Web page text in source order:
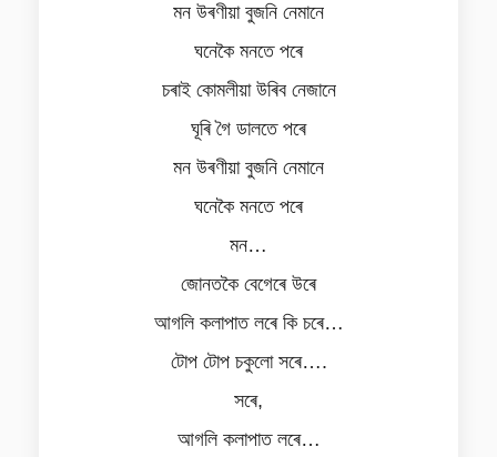
মন উৰণীয়া বুজনি নেমানে
ঘনেকৈ মনতে পৰে
চৰাই কোমলীয়া উৰিব নেজানে
ঘূৰি গৈ ডালতে পৰে
মন উৰণীয়া বুজনি নেমানে
ঘনেকৈ মনতে পৰে
মন…
জোনতকৈ বেগেৰে উৰে
আগলি কলাপাত লৰে কি চৰে…
টোপ টোপ চকুলো সৰে….
সৰে,
আগলি কলাপাত লৰে…